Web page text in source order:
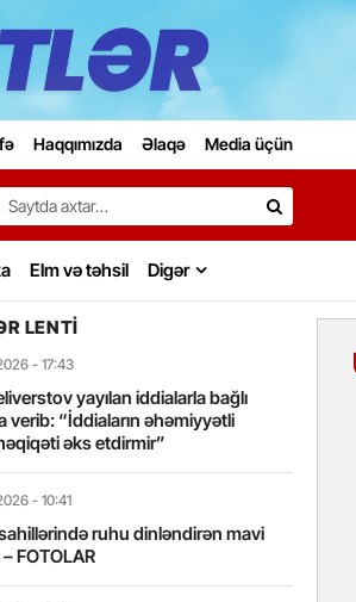
Haqqımızda Əlaqə Media üçün
Search…
Elm və təhsil Digər
LENTI
- 17:43
yayılan iddialarla bağlı
verib: “İddiaların əhəmiyyətli
əks etdirmir”
- 10:41
ruhu dinləndirən mavi
FOTOLAR